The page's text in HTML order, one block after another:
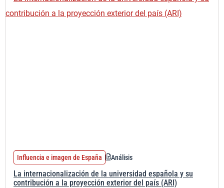
Influencia e imagen de España Análisis
La internacionalización de la universidad española y su
contribución a la proyección exterior del país (ARI)